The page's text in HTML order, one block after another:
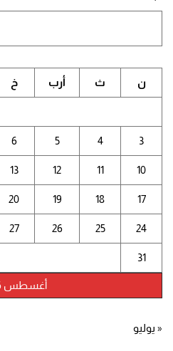
أغسطس 2026
ن ث أرب خ
3
4
5
6
10
11
12
13
17
18
19
20
24
25
26
27
31
« يوليو